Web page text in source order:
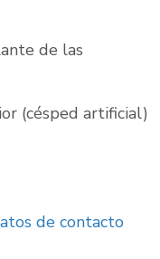
de las
(césped artificial)
de contacto